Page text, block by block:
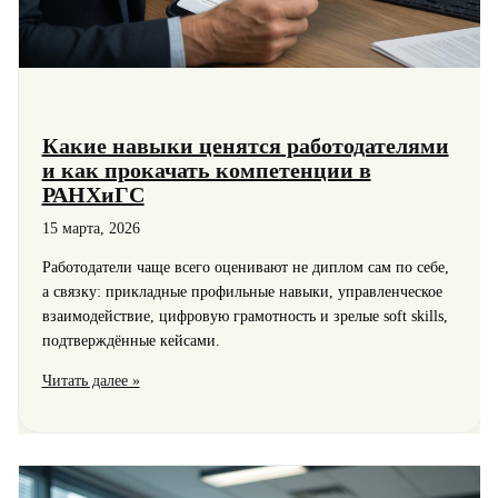
Какие навыки ценятся работодателями
и как прокачать компетенции в
РАНХиГС
15 марта, 2026
Работодатели чаще всего оценивают не диплом сам по себе,
а связку: прикладные профильные навыки, управленческое
взаимодействие, цифровую грамотность и зрелые soft skills,
подтверждённые кейсами.
Какие
и
Читать далее »